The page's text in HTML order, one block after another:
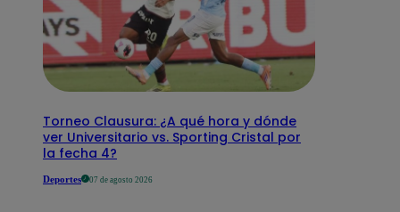
Torneo Clausura: ¿A qué hora y dónde
ver Universitario vs. Sporting Cristal por
la fecha 4?
Deportes 07 de agosto 2026